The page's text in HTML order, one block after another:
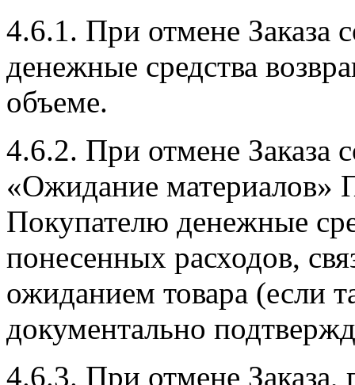
4.6.1. При отмене Заказа
денежные средства
объеме.
4.6.2. При отмене Заказа
«Ожидание материалов»
Покупателю денежные
понесенных расходов,
ожиданием товара (если
документально
4.6.3. При отмене Заказа,